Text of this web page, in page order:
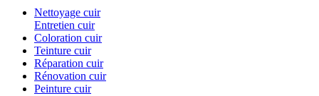
Nettoyage cuir
Entretien cuir
Coloration cuir
Teinture cuir
Réparation cuir
Rénovation cuir
Peinture cuir